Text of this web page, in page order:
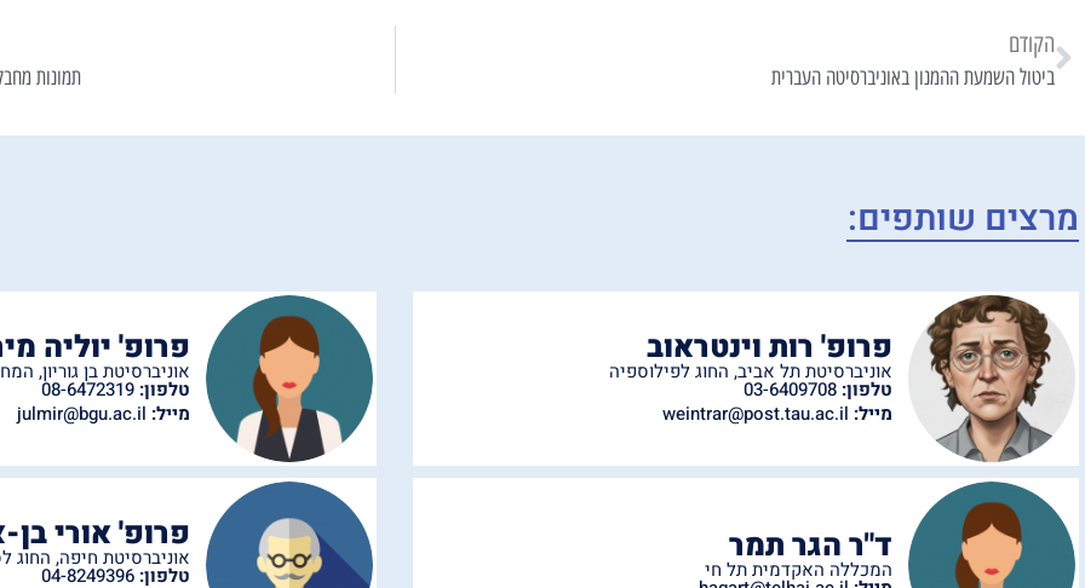
הקודם
ביטול השמעת ההמנון באוניברסיטה העברית תמונות
מרצים שותפים:
פרופ' רות וינטראוב
אוניברסיטת תל אביב, החוג לפילוספיה
טלפון:
מייל: weintrar@post.tau.ac.il
פרופ' יוליה
אוניברסיטת בן גוריון,
טלפון:
מייל: julmir@bgu.ac.il
ד"ר הגר תמר
המכללה האקדמית תל חי
פרופ' אורי
אוניברסיטת חיפה, החוג
טלפון: